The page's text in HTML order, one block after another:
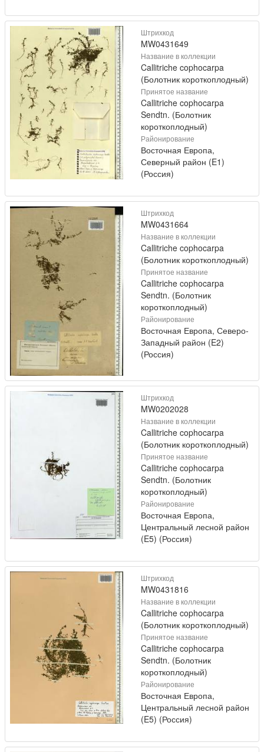
Штрихкод
MW0431649
Название в коллекции
Callitriche cophocarpa
(Болотник короткоплодный)
Принятое название
Callitriche cophocarpa
Sendtn. (Болотник
короткоплодный)
Районирование
Восточная Европа,
Северный район (E1)
(Россия)
Штрихкод
MW0431664
Название в коллекции
Callitriche cophocarpa
(Болотник короткоплодный)
Принятое название
Callitriche cophocarpa
Sendtn. (Болотник
короткоплодный)
Районирование
Восточная Европа, Северо-
Западный район (E2)
(Россия)
Штрихкод
MW0202028
Название в коллекции
Callitriche cophocarpa
(Болотник короткоплодный)
Принятое название
Callitriche cophocarpa
Sendtn. (Болотник
короткоплодный)
Районирование
Восточная Европа,
Центральный лесной район
(E5) (Россия)
Штрихкод
MW0431816
Название в коллекции
Callitriche cophocarpa
(Болотник короткоплодный)
Принятое название
Callitriche cophocarpa
Sendtn. (Болотник
короткоплодный)
Районирование
Восточная Европа,
Центральный лесной район
(E5) (Россия)